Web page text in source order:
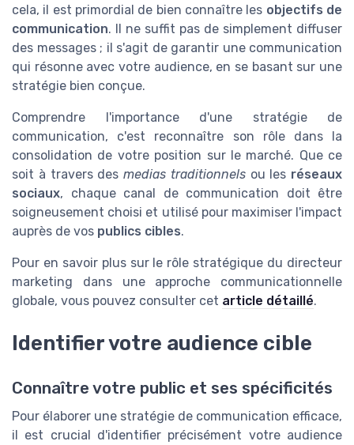
cela, il est primordial de bien connaître les objectifs de
communication. Il ne suffit pas de simplement diffuser
des messages ; il s'agit de garantir une communication
qui résonne avec votre audience, en se basant sur une
stratégie bien conçue.
Comprendre l'importance d'une stratégie de
communication, c'est reconnaître son rôle dans la
consolidation de votre position sur le marché. Que ce
soit à travers des medias traditionnelsou les réseaux
sociaux, chaque canal de communication doit être
soigneusement choisi et utilisé pour maximiser l'impact
auprès de vos publics cibles.
Pour en savoir plus sur le rôle stratégique du directeur
marketing dans une approche communicationnelle
globale, vous pouvez consulter cet article détaillé.
Identifier votre audience cible
Connaître votre public et ses spécificités
Pour élaborer une stratégie de communication efficace,
il est crucial d'identifier précisément votre audience